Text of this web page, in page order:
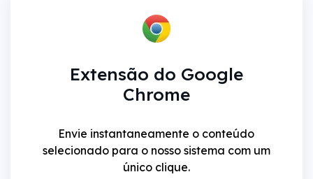
Extensão do Google
Chrome
Envie instantaneamente o conteúdo
selecionado para o nosso sistema com um
único clique.